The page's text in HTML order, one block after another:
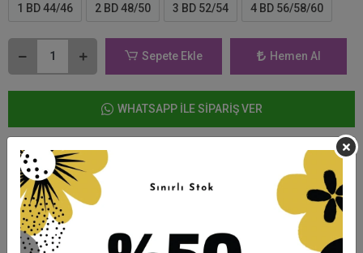
1 BD 44/46
2 BD 48/50 3 BD 52/54 4 BD 56/58/60
Sepete Ekle Hemen Al
WHATSAPP İLE SİPARİŞ VER
Favorilerime Ekle
Tavsiye Et
Yorum Yaz
Telefonla Sipariş
Ürün Önerileri